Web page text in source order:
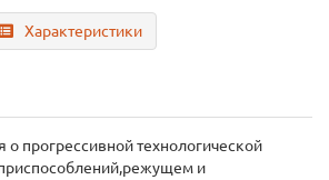
Характеристики
прогрессивной технологической
и